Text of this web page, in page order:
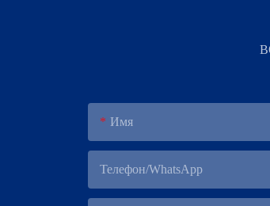
Имя
Телефон/WhatsApp